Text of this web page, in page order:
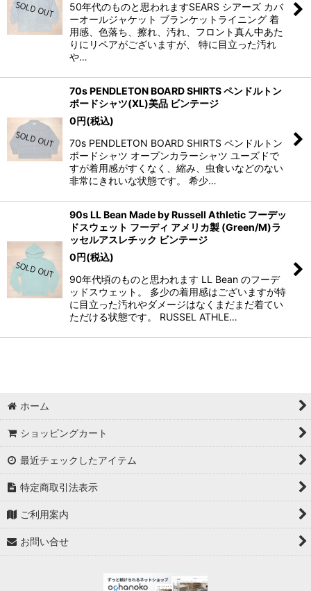
50年代のものと思われますSEARS シアーズ カバ
ーオールジャケット ブランケットライニング 着
用感、色落ち、擦れ、汚れ、フロント真ん中あた
りにリペアがございますが、 特に目立った汚れ
や…
70s PENDLETON BOARD SHIRTS ペンドルトン
ボードシャツ(XL)美品 ビンテージ
0円(税込)
70s PENDLETON BOARD SHIRTS ペンドルトン
ボードシャツ オープンカラーシャツ ユーズドで
すが着用感がすくなく、縮み、虫食いなどのない
非常にきれいな状態です。 希少…
90s LL Bean Made by Russell Athletic フーデッ
ドスウェット フーディ アメリカ製 (Green/M)ラ
ッセルアスレチック ビンテージ
0円(税込)
90年代頃のものと思われます LL Bean のフーデ
ッドスウェット。 多少の着用感はございますが特
に目立った汚れやダメージはなくまだまだ着てい
ただける状態です。 RUSSEL ATHLE…
ホーム
ショッピングカート
最近チェックしたアイテム
特定商取引法表示
ご利用案内
お問い合せ